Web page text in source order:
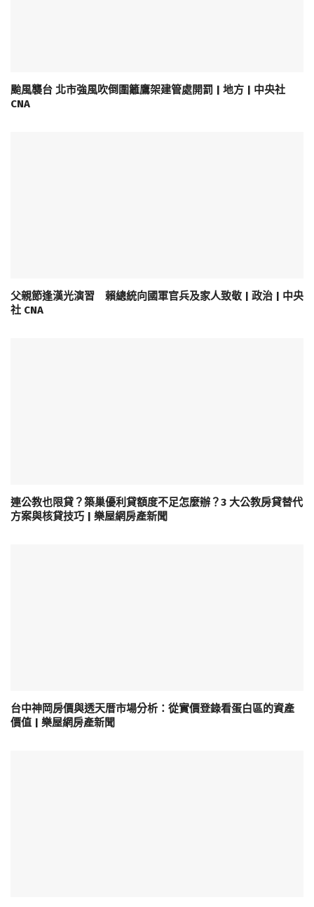
颱風襲台 北市強風吹倒圍籬鷹架建管處開罰 | 地方 | 中央社
CNA
父親節逢漢光演習 賴總統向國軍官兵及家人致敬 | 政治 | 中央
社 CNA
連公教也限貸？築巢優利貸額度不足怎麼辦？3 大公教房貸替代
方案與核貸技巧 | 樂屋網房產新聞
台中神岡房價與透天厝市場分析：從實價登錄看蛋白區的資產
價值 | 樂屋網房產新聞